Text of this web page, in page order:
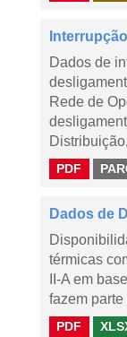
Dados de
Rede de
PDF
Dados de
térmicas
II-A em
fazem
PDF